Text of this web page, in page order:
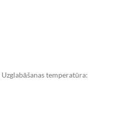
Uzglabāšanas temperatūra: